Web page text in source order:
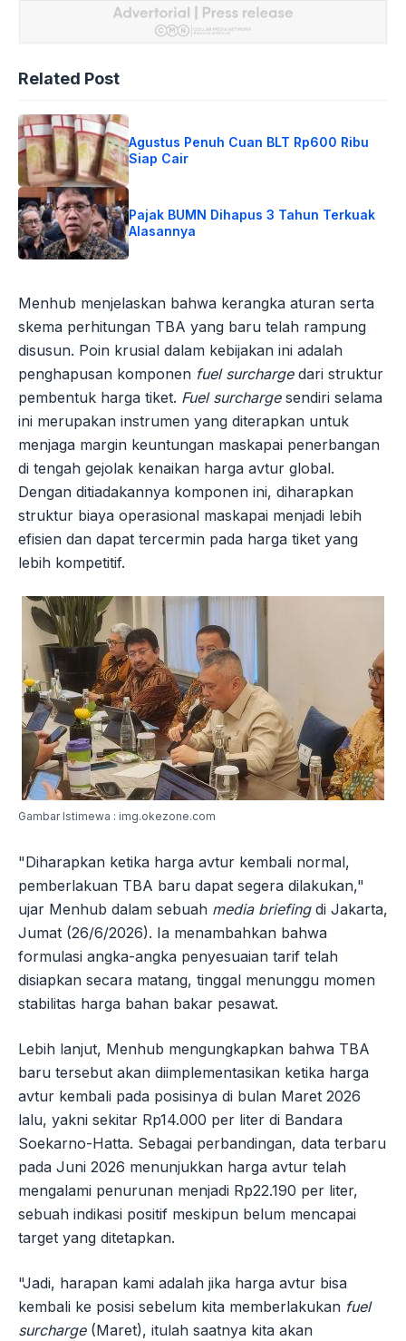
Related Post
Agustus Penuh Cuan BLT Rp600 Ribu
Siap Cair
Pajak BUMN Dihapus 3 Tahun Terkuak
Alasannya
Menhub menjelaskan bahwa kerangka aturan serta
skema perhitungan TBA yang baru telah rampung
disusun. Poin krusial dalam kebijakan ini adalah
penghapusan komponen fuel surchargedari struktur
pembentuk harga tiket. Fuel surchargesendiri selama
ini merupakan instrumen yang diterapkan untuk
menjaga margin keuntungan maskapai penerbangan
di tengah gejolak kenaikan harga avtur global.
Dengan ditiadakannya komponen ini, diharapkan
struktur biaya operasional maskapai menjadi lebih
efisien dan dapat tercermin pada harga tiket yang
lebih kompetitif.
Gambar Istimewa : img.okezone.com
"Diharapkan ketika harga avtur kembali normal,
pemberlakuan TBA baru dapat segera dilakukan,"
ujar Menhub dalam sebuah media briefingdi Jakarta,
Jumat (26/6/2026). Ia menambahkan bahwa
formulasi angka-angka penyesuaian tarif telah
disiapkan secara matang, tinggal menunggu momen
stabilitas harga bahan bakar pesawat.
Lebih lanjut, Menhub mengungkapkan bahwa TBA
baru tersebut akan diimplementasikan ketika harga
avtur kembali pada posisinya di bulan Maret 2026
lalu, yakni sekitar Rp14.000 per liter di Bandara
Soekarno-Hatta. Sebagai perbandingan, data terbaru
pada Juni 2026 menunjukkan harga avtur telah
mengalami penurunan menjadi Rp22.190 per liter,
sebuah indikasi positif meskipun belum mencapai
target yang ditetapkan.
"Jadi, harapan kami adalah jika harga avtur bisa
kembali ke posisi sebelum kita memberlakukan fuel
surcharge(Maret), itulah saatnya kita akan